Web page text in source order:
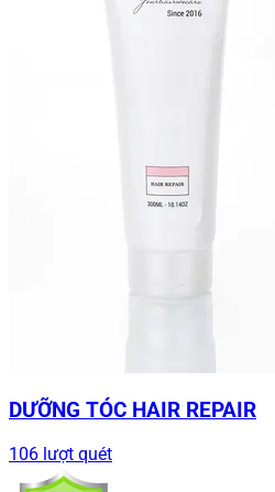
DƯỠNG TÓC HAIR REPAIR
106 lượt quét